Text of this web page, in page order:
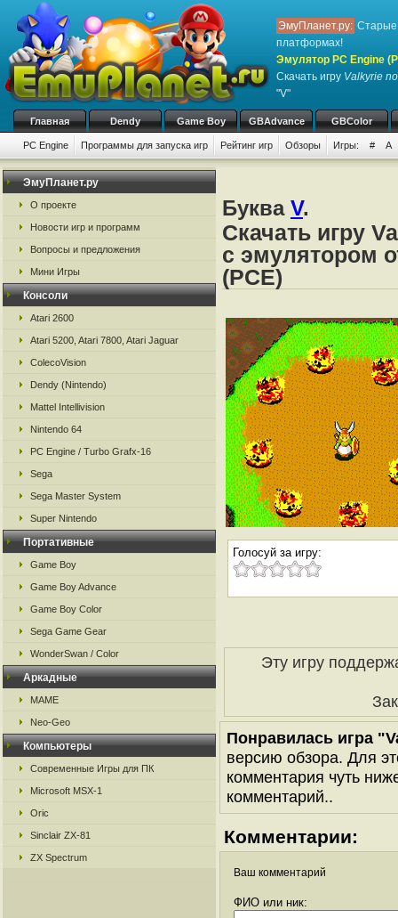
ЭмуПланет.ру: Старые
платформах!
Эмулятор PC Engine
Скачать игру Valkyrie
"V"
Главная Dendy Game Boy GBAdvance GBColor
PC Engine Программы для запуска игр Рейтинг игр Обзоры Игры: # A
ЭмуПланет.ру
О проекте
Новости игр и программ
Вопросы и предложения
Мини Игры
Консоли
Atari 2600
Atari 5200, Atari 7800, Atari Jaguar
ColecoVision
Dendy (Nintendo)
Mattel Intellivision
Nintendo 64
PC Engine / Turbo Grafx-16
Sega
Sega Master System
Super Nintendo
Портативные
Game Boy
Game Boy Advance
Game Boy Color
Sega Game Gear
WonderSwan / Color
Аркадные
MAME
Neo-Geo
Компьютеры
Современные Игры для ПК
Microsoft MSX-1
Oric
Sinclair ZX-81
ZX Spectrum
Буква V.
Скачать игру
с эмулятором
(PCE)
Голосуй за игру:
Эту игру
Понравилась игра
версию обзора. Для
комментария чуть
комментарий..
Комментарии:
Ваш комментарий
ФИО или ник: